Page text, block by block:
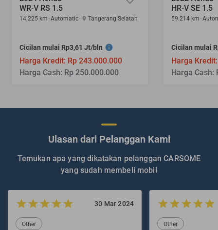
WR-V RS 1.5
14.225 km Automatic Tangerang Selatan
Cicilan mulai Rp3,61 Jt/bln
Harga Kredit: Rp 243.000.000
Harga Cash: Rp 250.000.000
HR-V SE 1.5
59.214 km
Cicilan mulai
Harga
Harga Cash:
Ulasan dari Pelanggan Kami
Temukan apa yang dikatakan pelanggan CARSOME
yang sudah membeli mobil
30 Mar 2024
Other Other